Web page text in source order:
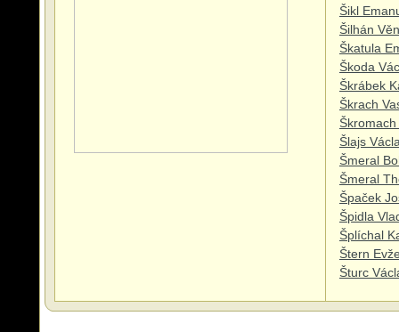
Šikl
Šilhán
Škatula
Škoda
Škrábek
Škrach
Šlajs
Šmeral
Šmeral
Špaček
Špidla
Šplíchal
Štern
Šturc